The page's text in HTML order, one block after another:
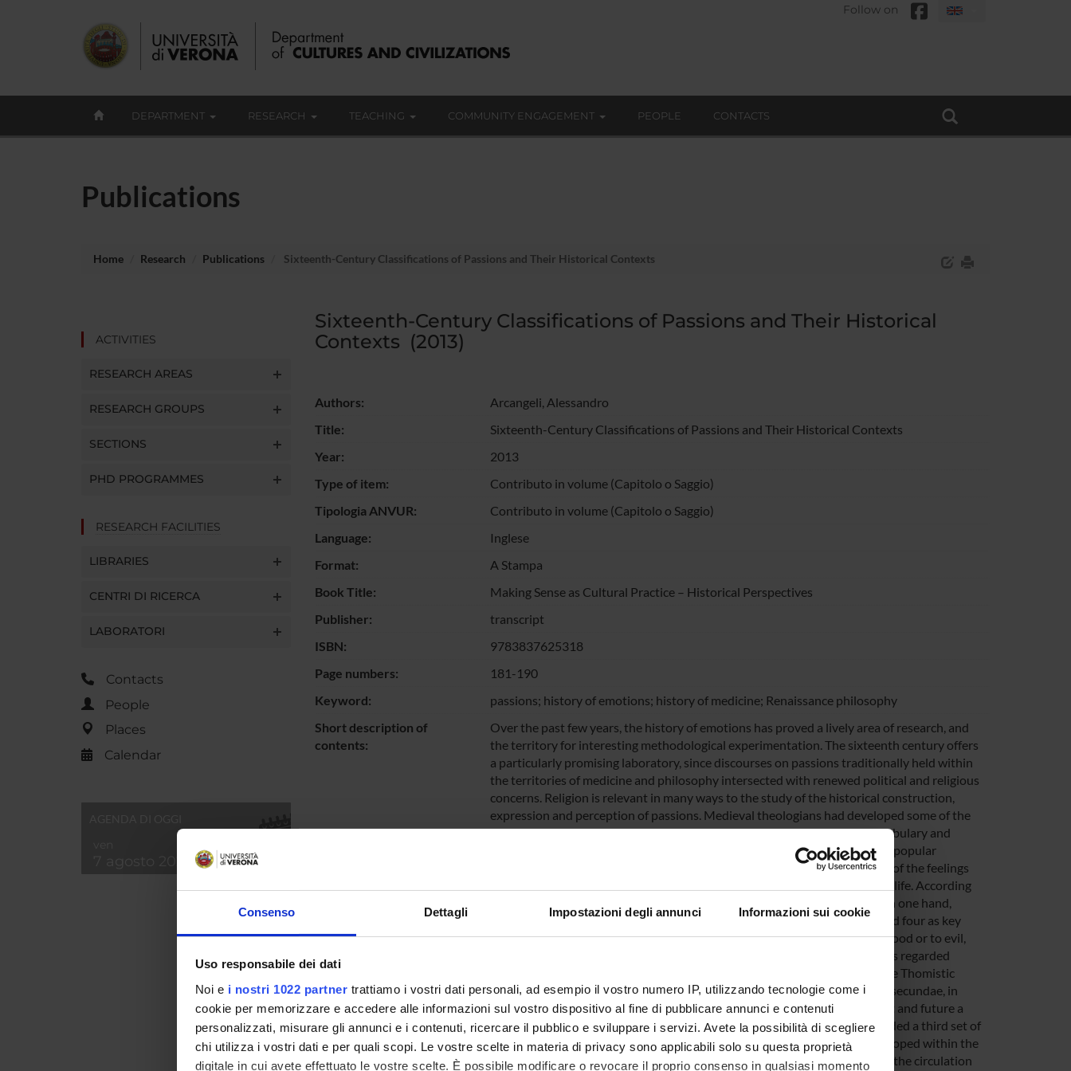
Consenso Dettagli Impostazioni degli annunci Informazioni sui cookie
Uso responsabile dei dati
Noi e i nostri 1022 partner trattiamo i vostri dati personali, ad esempio il vostro numero IP, utilizzando tecnologie come i
cookie per memorizzare e accedere alle informazioni sul vostro dispositivo al fine di pubblicare annunci e contenuti
personalizzati, misurare gli annunci e i contenuti, ricercare il pubblico e sviluppare i servizi. Avete la possibilità di scegliere
chi utilizza i vostri dati e per quali scopi. Le vostre scelte in materia di privacy sono applicabili solo su questa proprietà
digitale in cui avete effettuato le vostre scelte. È possibile modificare o revocare il proprio consenso in qualsiasi momento
Follow on
DEPARTMENT RESEARCH TEACHING COMMUNITY ENGAGEMENT PEOPLE CONTACTS
Publications
Home Research Publications Sixteenth-Century Classifications of Passions and Their Historical Contexts
ACTIVITIES
RESEARCH AREAS
RESEARCH GROUPS
SECTIONS
PHD PROGRAMMES
RESEARCH FACILITIES
LIBRARIES
CENTRI DI RICERCA
LABORATORI
Contacts
People
Places
Calendar
Sixteenth-Century Classifications of Passions and Their Historical
Contexts (2013)
Authors:
Arcangeli, Alessandro
Title:
Sixteenth-Century Classifications of Passions and Their Historical Contexts
Year:
2013
Type of item:
Contributo in volume (Capitolo o Saggio)
Tipologia ANVUR:
Contributo in volume (Capitolo o Saggio)
Language:
Inglese
Format:
A Stampa
Book Title:
Making Sense as Cultural Practice – Historical Perspectives
Publisher:
transcript
ISBN:
9783837625318
Page numbers:
181-190
Keyword:
passions; history of emotions; history of medicine; Renaissance philosophy
Short description of
contents:
Over the past few years, the history of emotions has proved a lively area of research, and
the territory for interesting methodological experimentation. The sixteenth century offers
a particularly promising laboratory, since discourses on passions traditionally held within
the territories of medicine and philosophy intersected with renewed political and religious
concerns. Religion is relevant in many ways to the study of the historical construction,
expression and perception of passions. Medieval theologians had developed some of the
vocabulary and categories most influential in the West. Although the vocabulary and
mental maps were not static, Stoicism and Aquinas still provided the most popular
taxonomies and value systems by which early modern writers made sense of the feelings
and psychological conditions of individuals and suggested paths to a good life. According
to a simplified scheme that was nevertheless popular at the time, Stoics, on one hand,
regarded passions as always negative and in need of eradication; they listed four as key
ones, resulting from the intersection of two variables: they could refer to good or to evil,
and be applied to the present or the future. On the other hand, Peripatetics regarded
passions as per se neutral and worthy to be experienced in moderation; the Thomistic
series (totalling eleven), the object of systematic analysis within his Prima secundae, in
particular, expanded the Stoic criteria of classification by adding to present and future a
third dimension – that of passions not yet attained or suffered – and included a third set of
variables: whether, in a fundamentally Platonic psychology, passions developed within the
concupiscible or else the irascible power of the soul. The paper will sample the circulation